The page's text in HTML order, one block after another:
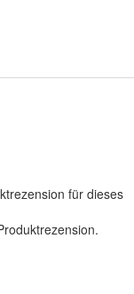
für dieses
.